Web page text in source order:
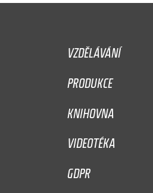
VZDĚLÁVÁNÍ
PRODUKCE
KNIHOVNA
VIDEOTÉKA
GDPR